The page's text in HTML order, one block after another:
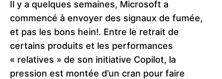
Il y a quelques semaines, Microsoft a
commencé à envoyer des signaux de fumée,
et pas les bons hein!. Entre le retrait de
certains produits et les performances
« relatives » de son initiative Copilot, la
pression est montée d’un cran pour faire